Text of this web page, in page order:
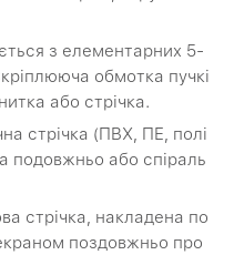
з елементарних 5-
обмотка пучкі
або стрічка.
стрічка (ПВХ, ПЕ, полі
подовжньо або спіраль
стрічка, накладена по
поздовжньо про